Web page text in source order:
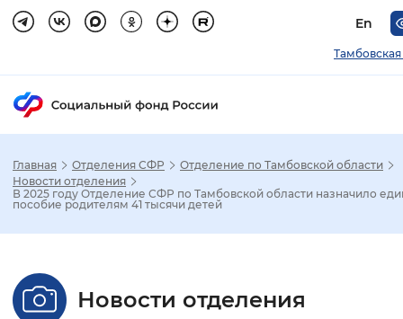
En
Стандартный Увеличенный
Главная Отделения СФР
Отделение по Тамбовской области
Новости отделения
В 2025 году Отделение СФР по Тамбовской области назначило
пособие родителям 41 тысячи детей
Новости отделения